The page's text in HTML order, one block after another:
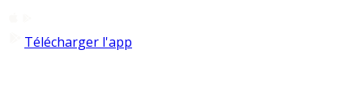
Télécharger l'app